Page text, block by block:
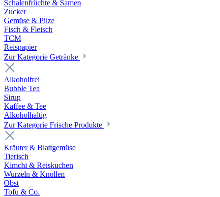
Schalenfrüchte & Samen
Zucker
Gemüse & Pilze
Fisch & Fleisch
TCM
Reispapier
Zur Kategorie Getränke
Alkoholfrei
Bubble Tea
Sirup
Kaffee & Tee
Alkoholhaltig
Zur Kategorie Frische Produkte
Kräuter & Blattgemüse
Tierisch
Kimchi & Reiskuchen
Wurzeln & Knollen
Obst
Tofu & Co.